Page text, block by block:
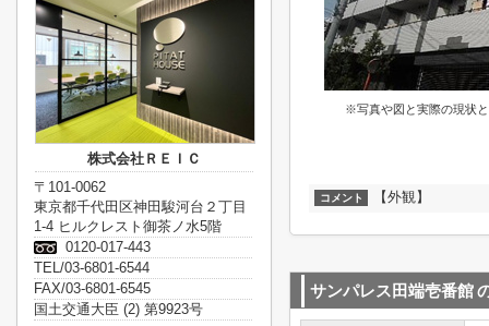
※写真や図と実際の現状
コメント 【外観】
サンパレス田端壱番館
株式会社ＲＥＩＣ
〒101-0062
東京都千代田区神田駿河台２丁目
1-4 ヒルクレスト御茶ノ水5階
0120-017-443
TEL/03-6801-6544
FAX/03-6801-6545
国土交通大臣 (2) 第9923号